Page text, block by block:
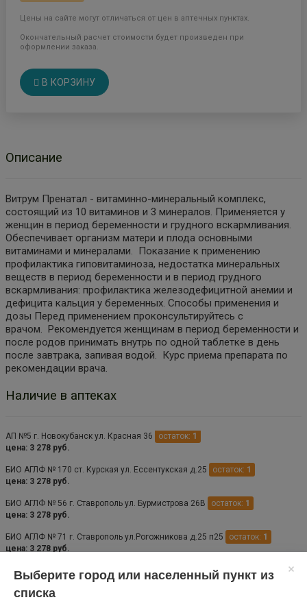
Цены на сайте могут отличаться от цен в аптечных пунктах.
Окончательный расчет стоимости будет произведен при
оформлении заказа.
В КОРЗИНУ
Описание
Витрум Пренатал - витаминно-минеральный комплекс,
состоящий из 10 витаминов и 3 минералов. Применяется у
женщин в период беременности и грудного вскармливания.
Обеспечивает организм матери и плода основными
витаминами и минералами. Показание к применению
профилактика гиповитаминоза, недостатка минеральных
веществ в период беременности и в период грудного
вскармливания: профилактика железодефицитной анемии и
дефицита кальция у беременных. Способы применения и
дозы Перед применением проконсультируйтесь с
врачом. Рекомендуется женщинам в период беременности и
после родов принимать внутрь по одной таблетке в день
после завтрака, запивая водой. Курс приема препарата по
рекомендации врача.
Наличие в аптеках
АП №5 г. Новокубанск ул. Красная 36 остаток: 1
цена: 3 278 руб.
БИО АГЛФ № 170 ст. Курская ул. Ессентукская д.25 остаток: 1
цена: 3 278 руб.
БИО АГЛФ № 56 г. Ставрополь ул. Бурмистрова 26В остаток: 1
цена: 3 278 руб.
БИО АГЛФ № 71 г. Ставрополь ул.Рогожникова д.25 п25 остаток: 1
цена: 3 278 руб.
БИО АГЛФ №27 г. Ставрополь ул. Доваторцев 50/1 остаток:
цена: 3 278 руб.
Выберите город или населенный пункт из
списка